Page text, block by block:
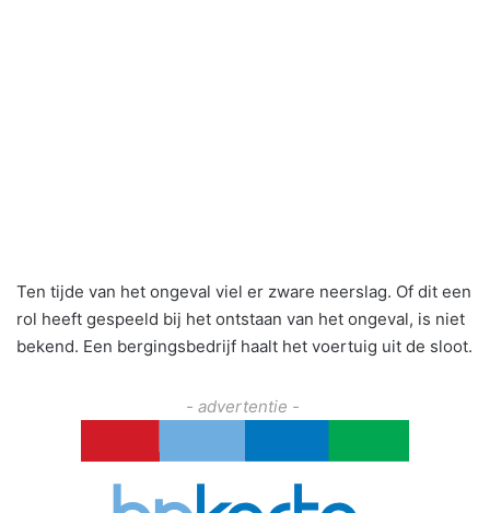
Ten tijde van het ongeval viel er zware neerslag. Of dit een
rol heeft gespeeld bij het ontstaan van het ongeval, is niet
bekend. Een bergingsbedrijf haalt het voertuig uit de sloot.
- advertentie -